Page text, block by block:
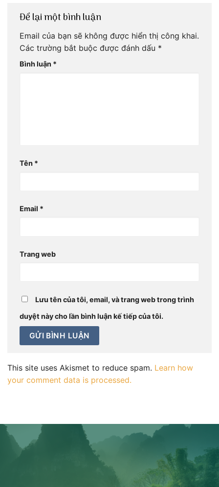
Để lại một bình luận
Email của bạn sẽ không được hiển thị công khai.
Các trường bắt buộc được đánh dấu *
Bình luận *
Tên *
Email *
Trang web
Lưu tên của tôi, email, và trang web trong trình
duyệt này cho lần bình luận kế tiếp của tôi.
This site uses Akismet to reduce spam. Learn how
your comment data is processed.